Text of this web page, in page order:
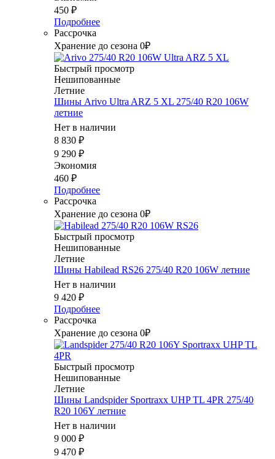
450 ₽
Подробнее
Рассрочка
Хранение до сезона 0₽
Быстрый просмотр
Нешипованные
Летние
Шины Arivo Ultra ARZ 5 XL 275/40 R20 106W
летние
Нет в наличии
8 830 ₽
9 290 ₽
Экономия
460 ₽
Подробнее
Рассрочка
Хранение до сезона 0₽
Быстрый просмотр
Нешипованные
Летние
Шины Habilead RS26 275/40 R20 106W летние
Нет в наличии
9 420 ₽
Подробнее
Рассрочка
Хранение до сезона 0₽
Быстрый просмотр
Нешипованные
Летние
Шины Landspider Sportraxx UHP TL 4PR 275/40
R20 106Y летние
Нет в наличии
9 000 ₽
9 470 ₽